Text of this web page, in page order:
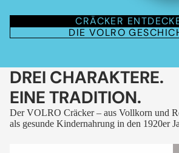
CRÄCKER
DIE VOLRO
DREI CHARAKTERE.
EINE TRADITION.
Der VOLRO Cräcker – aus Vollkorn und
als gesunde Kindernahrung in den 1920er